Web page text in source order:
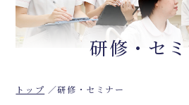
研修・セ
トップ 研修・セミナー